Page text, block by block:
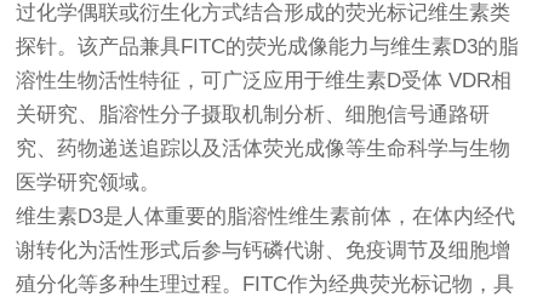
过化学偶联或衍生化方式结合形成的荧光标记维生素类
探针。该产品兼具FITC的荧光成像能力与维生素D3的脂
溶性生物活性特征，可广泛应用于维生素D受体 VDR相
关研究、脂溶性分子摄取机制分析、细胞信号通路研
究、药物递送追踪以及活体荧光成像等生命科学与生物
医学研究领域。
维生素D3是人体重要的脂溶性维生素前体，在体内经代
谢转化为活性形式后参与钙磷代谢、免疫调节及细胞增
殖分化等多种生理过程。FITC作为经典荧光标记物，具